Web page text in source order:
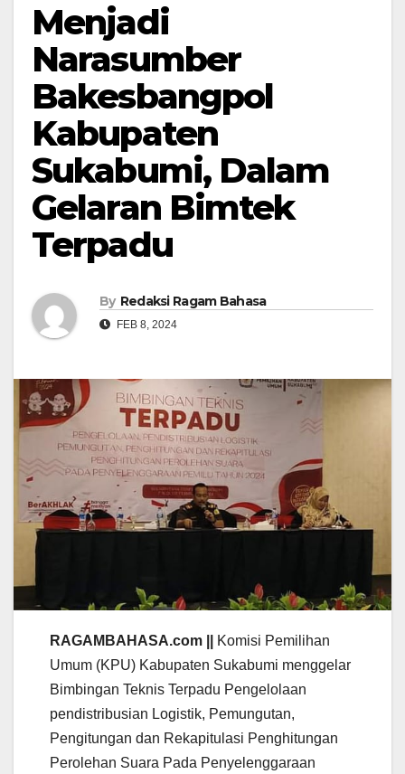
Menjadi
Narasumber
Bakesbangpol
Kabupaten
Sukabumi, Dalam
Gelaran Bimtek
Terpadu
By Redaksi Ragam Bahasa
FEB 8, 2024
RAGAMBAHASA.com ||
Komisi Pemilihan
Umum (KPU) Kabupaten Sukabumi menggelar
Bimbingan Teknis Terpadu Pengelolaan
pendistribusian Logistik, Pemungutan,
Pengitungan dan Rekapitulasi Penghitungan
Perolehan Suara Pada Penyelenggaraan